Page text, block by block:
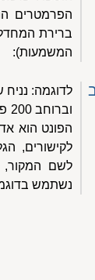
הפרמטרים
ברירת
המשמעות):
הפונט הוא
לקישורים,
לשם המקור,
נשתמש